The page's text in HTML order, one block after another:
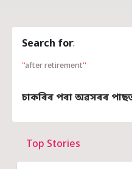
Search for:
after retirement
চাকৰিৰ পৰা অৱসৰৰ
Top Stories